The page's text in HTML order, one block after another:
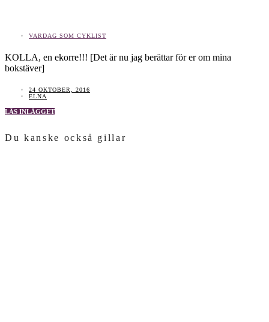
VARDAG SOM CYKLIST
KOLLA, en ekorre!!! [Det är nu jag berättar för er om mina
bokstäver]
24 OKTOBER, 2016
ELNA
LÄS INLÄGGET
Du kanske också gillar